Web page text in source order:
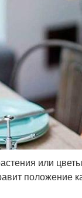
или
положение